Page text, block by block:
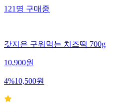
121명구매중
갓지은 구워먹는 치즈떡 700g
10,900원
4%10,500원